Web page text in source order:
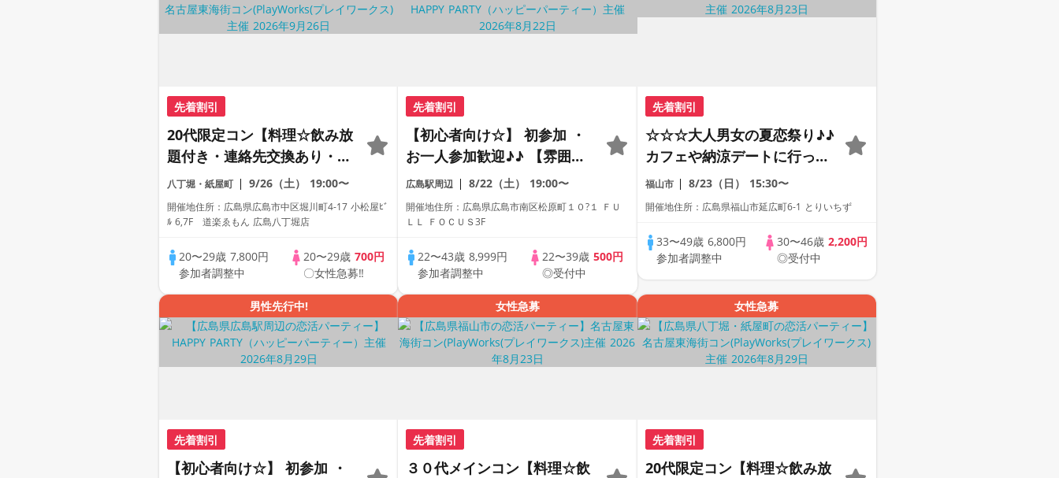
先着割引
20代限定コン【料理☆飲み放
題付き・連絡先交換あり・完
全着席型】１名参加多数・初
参加も大歓迎☆プレイワーク
ス主催☆
八丁堀・紙屋町 9/26（土） 19:00〜
開催地住所：広島県広島市中区堀川町4-17 小松屋ﾋﾞ
ﾙ 6,7F 道楽ゑもん 広島八丁堀店
20〜29歳 7,800円
参加者調整中
20〜29歳 700円
〇女性急募‼
先着割引
【初心者向け☆】 初参加 ・
お一人参加歓迎♪♪ 【雰囲気
がわかる動画紹介中】週末プ
レミアム街コン
広島駅周辺 8/22（土） 19:00〜
開催地住所：広島県広島市南区松原町１０?１ ＦＵ
ＬＬ ＦＯＣＵＳ3F
22〜43歳 8,999円
参加者調整中
22〜39歳500円
◎受付中
先着割引
☆☆☆大人男女の夏恋祭り♪♪
カフェや納涼デートに行って
みたい♪♪☆☆☆ほぼ30代～
40代半ば中心♪♪そろそ
ュアルな楽しい出会い♪♪美味
しいドリンク＆フード付☆連
絡先交換自由
福山市 8/23（日） 15:30〜
開催地住所：広島県福山市延広町6-1 とりいちず
33〜49歳6,800円
参加者調整中
30〜46歳 2,200円
◎受付中
男性先行中!
先着割引
【初心者向け☆】 初参加 ・
女性急募
先着割引
３０代メインコン【料理☆飲
女性急募
先着割引
20代限定コン【料理☆飲み放